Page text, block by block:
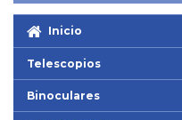
Inicio
Telescopios
Binoculares